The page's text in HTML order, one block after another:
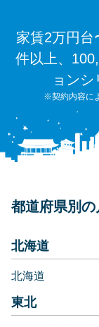
家賃2万円台
件以上、
ョンシ
※契約内容に
都道府県別
北海道
北海道
東北